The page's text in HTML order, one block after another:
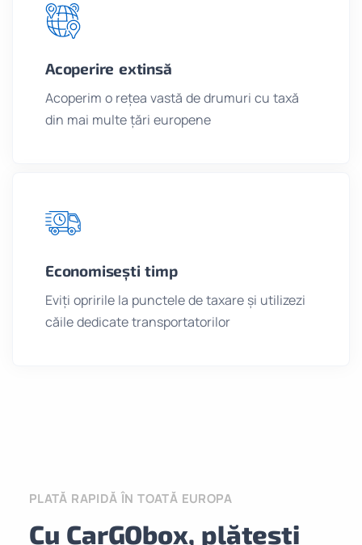
Acoperire extinsă
Acoperim o rețea vastă de drumuri cu taxă
din mai multe țări europene
Economisești timp
Eviți opririle la punctele de taxare și utilizezi
căile dedicate transportatorilor
PLATĂ RAPIDĂ ÎN TOATĂ EUROPA
Cu CarGObox, plătești